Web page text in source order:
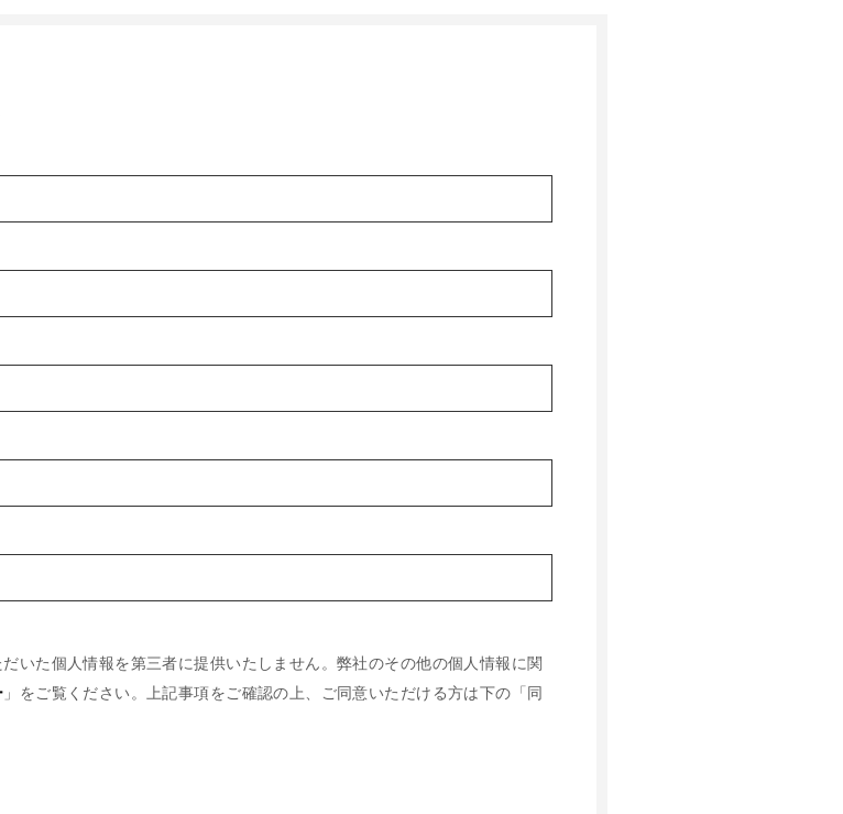
いた個人情報を第三者に提供いたしません。弊社のその他の個人情報に関
」をご覧ください。上記事項をご確認の上、ご同意いただける方は下の「同